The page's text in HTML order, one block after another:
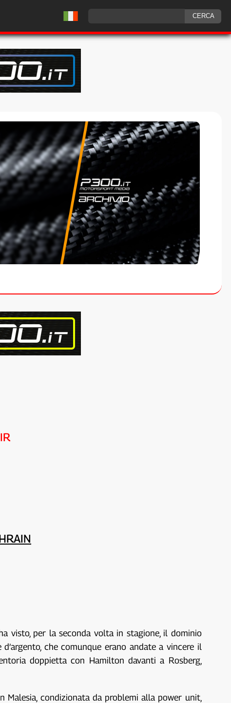
visto, per la seconda volta in stagione, il dominio
che comunque erano andate a vincere il
doppietta con Hamilton davanti a Rosberg,
condizionata da problemi alla power unit,